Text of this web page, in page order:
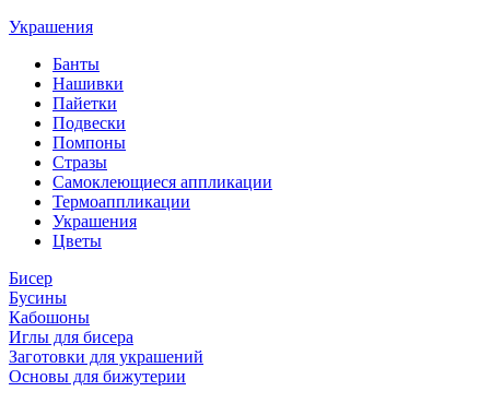
Украшения
Банты
Нашивки
Пайетки
Подвески
Помпоны
Стразы
Самоклеющиеся аппликации
Термоаппликации
Украшения
Цветы
Бисер
Бусины
Кабошоны
Иглы для бисера
Заготовки для украшений
Основы для бижутерии